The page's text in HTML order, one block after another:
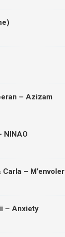
– Azizam
NINAO
– M’envoler
– Anxiety